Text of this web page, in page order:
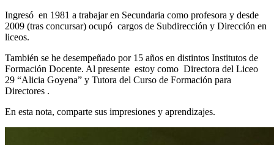
Ingresó en 1981 a trabajar en Secundaria como profesora y desde
2009 (tras concursar) ocupó cargos de Subdirección y Dirección en
liceos.
También se he desempeñado por 15 años en distintos Institutos de
Formación Docente. Al presente estoy como Directora del Liceo
29 “Alicia Goyena” y Tutora del Curso de Formación para
Directores .
En esta nota, comparte sus impresiones y aprendizajes.